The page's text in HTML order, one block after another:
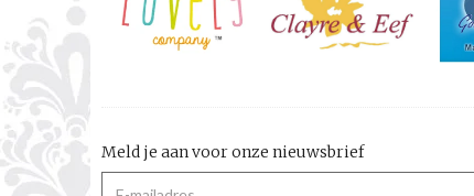
Meld je aan voor onze nieuwsbrief